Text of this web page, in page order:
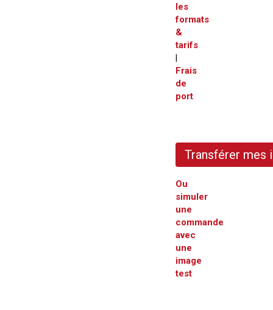
les
formats
&
tarifs
Frais
de
port
Transférer mes
Ou
simuler
une
commande
avec
une
image
test